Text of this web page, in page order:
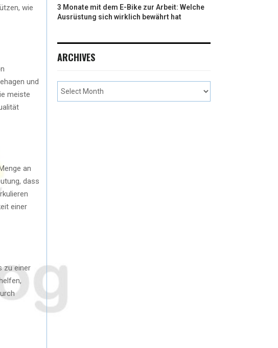
wie
und
meiste
an
dass
einer
zu einer
3 Monate mit dem E-Bike zur Arbeit: Welche
Ausrüstung sich wirklich bewährt hat
ARCHIVES